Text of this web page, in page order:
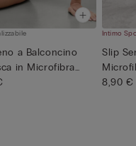
a Balconcino
in Microfibra
Intimo
Slip
8,90 €